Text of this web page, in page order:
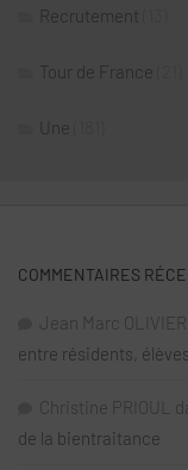
Recrutement
Tour de France
Une
COMMENTAIRES
Jean Marc OLIVIER
entre résidents,
Christine PRIOUL
de la bientraitance